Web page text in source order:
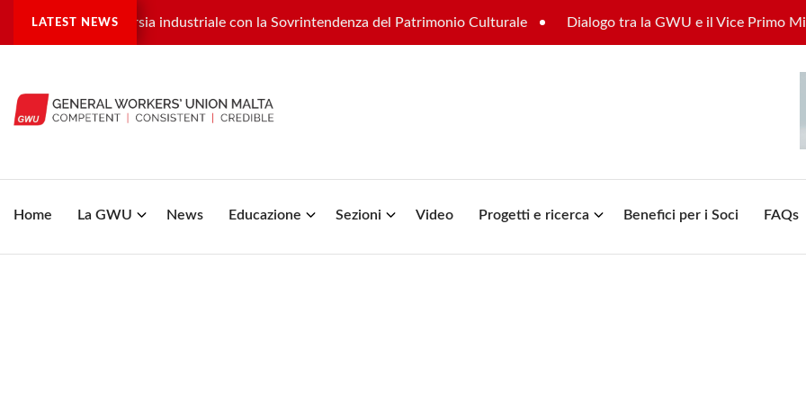
LATEST NEWS
una controversia industriale con la Sovrintendenza del Patrimonio Culturale Dialogo tra la GWU e il Vice Primo
Home La GWU News Educazione Sezioni Video Progetti e ricerca Benefici per i Soci FAQs